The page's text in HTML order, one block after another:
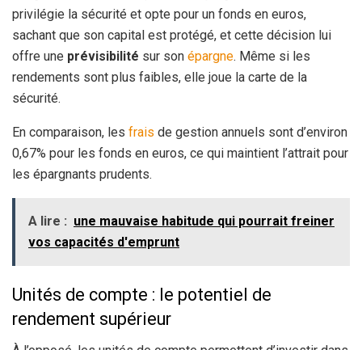
privilégie la sécurité et opte pour un fonds en euros,
sachant que son capital est protégé, et cette décision lui
offre une prévisibilité sur son épargne. Même si les
rendements sont plus faibles, elle joue la carte de la
sécurité.
En comparaison, les frais de gestion annuels sont d’environ
0,67% pour les fonds en euros, ce qui maintient l’attrait pour
les épargnants prudents.
A lire : une mauvaise habitude qui pourrait freiner
vos capacités d'emprunt
Unités de compte : le potentiel de
rendement supérieur